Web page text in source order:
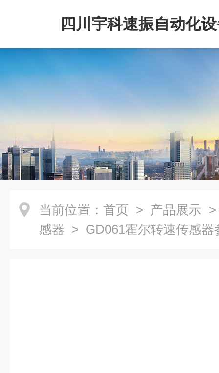
四川宇科速振自动化
公司
当前位置： 首页 > 产品展示
感器 > GD061霍尔转速传感器